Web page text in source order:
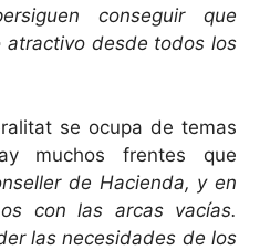
conseguir que
atractivo desde todos los
se ocupa de temas
muchos frentes que
de Hacienda, y en
con las arcas vacías.
las necesidades de los